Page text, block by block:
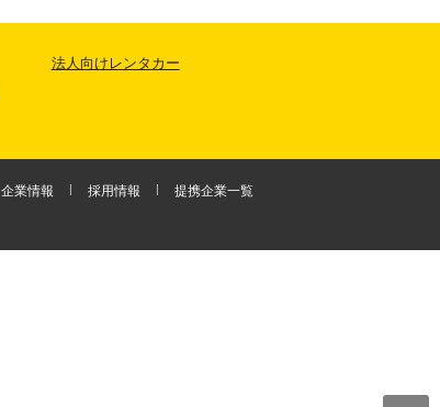
法人向けレンタカー
企業情報 採用情報 提携企業一覧